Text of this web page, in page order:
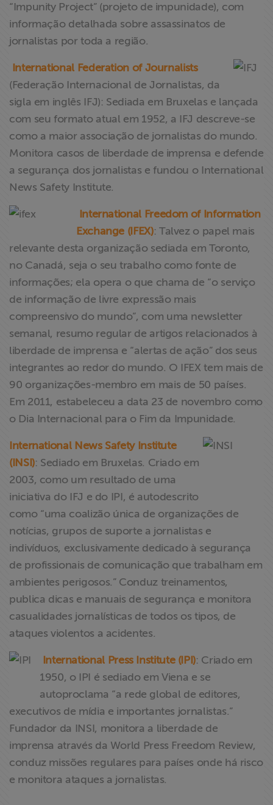
“Impunity Project” (projeto de impunidade), com
informação detalhada sobre assassinatos de
jornalistas por toda a região.
International Federation of Journalists
(Federação Internacional de Jornalistas, da
sigla em inglês IFJ): Sediada em Bruxelas e lançada
com seu formato atual em 1952, a IFJ descreve-se
como a maior associação de jornalistas do mundo.
Monitora casos de liberdade de imprensa e defende
a segurança dos jornalistas e fundou o International
News Safety Institute.
International Freedom of Information
Exchange (IFEX): Talvez o papel mais
relevante desta organização sediada em Toronto,
no Canadá, seja o seu trabalho como fonte de
informações; ela opera o que chama de “o serviço
de informação de livre expressão mais
compreensivo do mundo”, com uma newsletter
semanal, resumo regular de artigos relacionados à
liberdade de imprensa e “alertas de ação” dos seus
integrantes ao redor do mundo. O IFEX tem mais de
90 organizações-membro em mais de 50 países.
Em 2011, estabeleceu a data 23 de novembro como
o Dia Internacional para o Fim da Impunidade.
International News Safety Institute
(INSI): Sediado em Bruxelas. Criado em
2003, como um resultado de uma
iniciativa do IFJ e do IPI, é autodescrito
como “uma coalizão única de organizações de
notícias, grupos de suporte a jornalistas e
indivíduos, exclusivamente dedicado à segurança
de profissionais de comunicação que trabalham em
ambientes perigosos.” Conduz treinamentos,
publica dicas e manuais de segurança e monitora
casualidades jornalísticas de todos os tipos, de
ataques violentos a acidentes.
International Press Institute (IPI): Criado em
1950, o IPI é sediado em Viena e se
autoproclama “a rede global de editores,
executivos de mídia e importantes jornalistas.”
Fundador da INSI, monitora a liberdade de
imprensa através da World Press Freedom Review,
conduz missões regulares para países onde há risco
e monitora ataques a jornalistas.